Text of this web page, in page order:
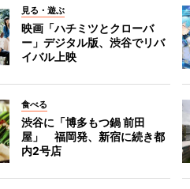
見る・遊ぶ
映画「ハチミツとクローバ
ー」デジタル版、渋谷でリバ
イバル上映
食べる
渋谷に「博多もつ鍋 前田
屋」 福岡発、新宿に続き都
内2号店